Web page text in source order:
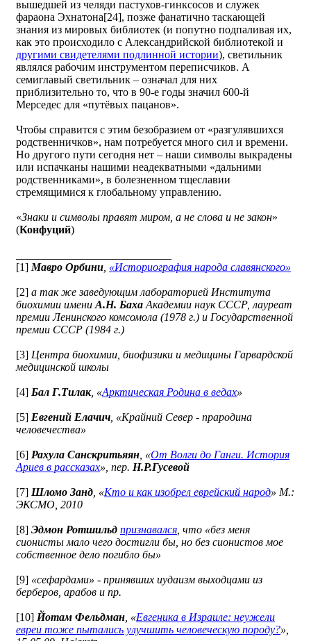
вышедшей из челяди пастухов-гинксосов и служек
фараона Эхнатона[24], позже фанатично таскающей
знания из мировых библиотек (и попутно подпаливая их,
как это происходило с Александрийской библиотекой и
другими свидетелями подлинной истории), светильник
являлся рабочим инструментом переписчиков. А
семиглавый светильник – означал для них
приблизительно то, что в 90-е годы значил 600-й
Мерседес для «путёвых пацанов».
Чтобы справится с этим безобразием от «разгулявшихся
родственничков», нам потребуется много сил и времени.
Но другого пути сегодня нет – наши символы выкрадены
или испачканы нашими неадекватными «дальними
родственниками», в болезненном тщеславии
стремящимися к глобальному управлению.
«Знаки и символы правят миром, а не слова и не закон»
(Конфуций)
[1] Мавро Орбини «Историография народа славянского»
[2] а так же заведующим лабораторией Института
биохимии имени А.Н. Баха Академии наук СССР, лауреат
премии Ленинского комсомола (1978 г.) и Государственной
премии СССР (1984 г.)
[3] Центра биохимии, биофизики и медицины Гарвардской
медицинской школы
[4] Бал Г.Тилак, «Арктическая Родина в ведах»
[5] Евгений Елачич , «Крайний Север - прародина
человечества»
[6] Рахула Санскритьяян , «От Волги до Ганги. История
Ариев в рассказах», пер. Н.Р.Гусевой
[7] Шломо Занд , «Кто и как изобрел еврейский народ» М.:
ЭКСМО, 2010
[8] Эдмон Ротшильд признавался , что «без меня
сионисты мало чего достигли бы, но без сионистов мое
собственное дело погибло бы»
[9] «сефардами» - принявших иудаизм выходцами из
берберов, арабов и пр.
[10] Йотам Фельдман , «Евгеника в Израиле: неужели
евреи тоже пытались улучшить человеческую породу?»,